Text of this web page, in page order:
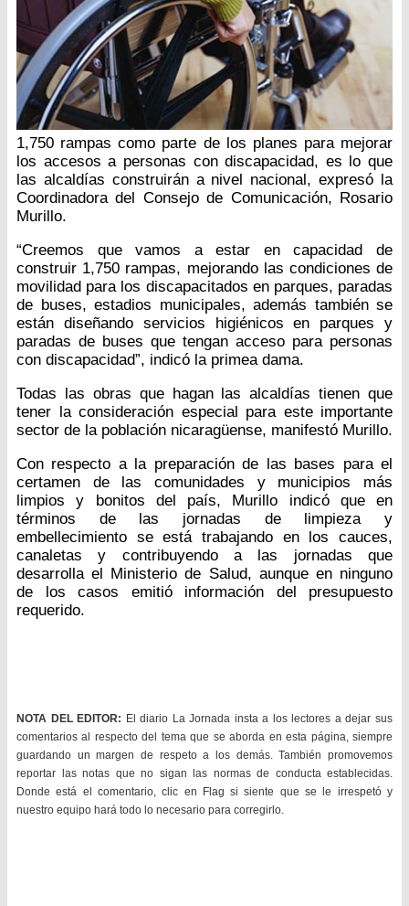
1,750 rampas como parte de los planes para mejorar
los accesos a personas con discapacidad, es lo que
las alcaldías construirán a nivel nacional, expresó la
Coordinadora del Consejo de Comunicación, Rosario
Murillo.
“Creemos que vamos a estar en capacidad de
construir 1,750 rampas, mejorando las condiciones de
movilidad para los discapacitados en parques, paradas
de buses, estadios municipales, además también se
están diseñando servicios higiénicos en parques y
paradas de buses que tengan acceso para personas
con discapacidad”, indicó la primea dama.
Todas las obras que hagan las alcaldías tienen que
tener la consideración especial para este importante
sector de la población nicaragüense, manifestó Murillo.
Con respecto a la preparación de las bases para el
certamen de las comunidades y municipios más
limpios y bonitos del país, Murillo indicó que en
términos de las jornadas de limpieza y
embellecimiento se está trabajando en los cauces,
canaletas y contribuyendo a las jornadas que
desarrolla el Ministerio de Salud, aunque en ninguno
de los casos emitió información del presupuesto
requerido.
NOTA DEL EDITOR: El diario La Jornada insta a los lectores a dejar sus
comentarios al respecto del tema que se aborda en esta página, siempre
guardando un margen de respeto a los demás. También promovemos
reportar las notas que no sigan las normas de conducta establecidas.
Donde está el comentario, clic en Flag si siente que se le irrespetó y
nuestro equipo hará todo lo necesario para corregirlo.